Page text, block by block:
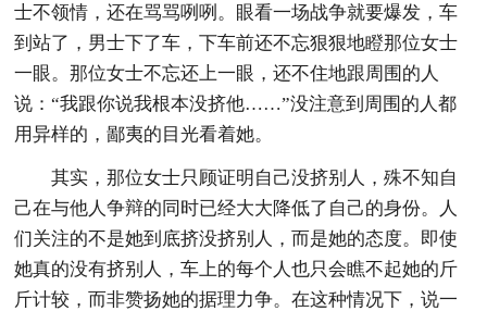
士不领情，还在骂骂咧咧。眼看一场战争就要爆发，车
到站了，男士下了车，下车前还不忘狠狠地瞪那位女士
一眼。那位女士不忘还上一眼，还不住地跟周围的人
说：“我跟你说我根本没挤他……”没注意到周围的人都
用异样的，鄙夷的目光看着她。
其实，那位女士只顾证明自己没挤别人，殊不知自
己在与他人争辩的同时已经大大降低了自己的身份。人
们关注的不是她到底挤没挤别人，而是她的态度。即使
她真的没有挤别人，车上的每个人也只会瞧不起她的斤
斤计较，而非赞扬她的据理力争。在这种情况下，说一